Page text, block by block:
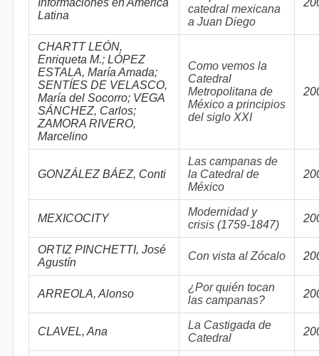
Informaciones en América
Latina
catedral mexicana
a Juan Diego
CHARTT LEÓN,
Enriqueta M.; LÓPEZ
ESTALA, María Amada;
SENTÍES DE VELASCO,
María del Socorro; VEGA
SÁNCHEZ, Carlos;
ZAMORA RIVERO,
Marcelino
Como vemos la
Catedral
Metropolitana de
México a principios
del siglo XXI
GONZÁLEZ BÁEZ, Conti
Las campanas de
la Catedral de
México
MEXICOCITY
Modernidad y
crisis (1759-1847)
ORTIZ PINCHETTI, José
Agustín
Con vista al Zócalo
ARREOLA, Alonso
¿Por quién tocan
las campanas?
CLAVEL, Ana
La Castigada de
Catedral